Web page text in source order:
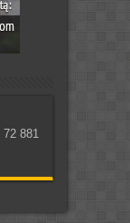
72 881